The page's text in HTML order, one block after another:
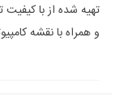
تهیه شده از با
و همراه با نقشه